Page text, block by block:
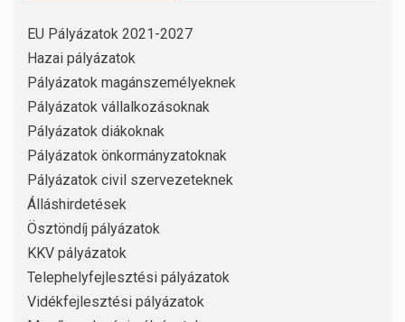
EU Pályázatok 2021-2027
Hazai pályázatok
Pályázatok magánszemélyeknek
Pályázatok vállalkozásoknak
Pályázatok diákoknak
Pályázatok önkormányzatoknak
Pályázatok civil szervezeteknek
Álláshirdetések
Ösztöndíj pályázatok
KKV pályázatok
Telephelyfejlesztési pályázatok
Vidékfejlesztési pályázatok